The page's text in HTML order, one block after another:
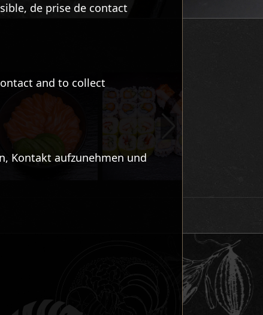
de prise de contact
and to collect
Kontakt aufzunehmen und